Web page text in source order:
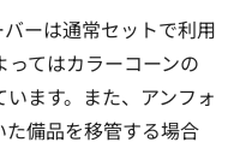
ーは通常セットで利用
てはカラーコーンの
ます。また、アンフォ
備品を移管する場合